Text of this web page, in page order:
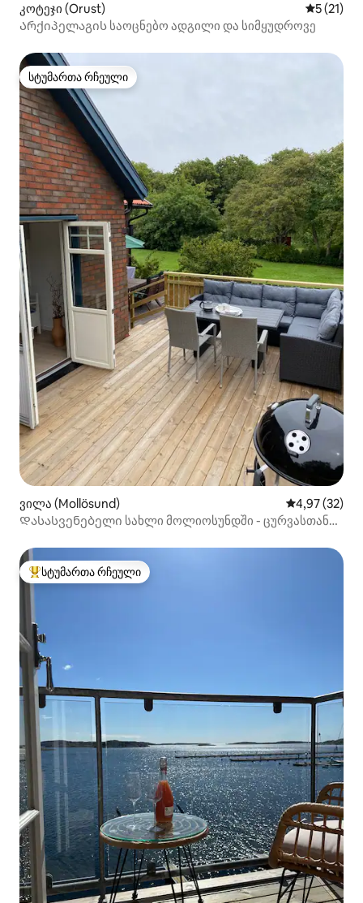
კოტეჯი (Orust) საშუალო
5 (21)
Არქიპელაგის საოცნებო ადგილი და სიმყუდროვე
სტუმართა რჩეული
სტუმართა რჩეული
ვილა (Mollösund) საშუალო
4,97 (32)
Დასასვენებელი სახლი მოლიოსუნდში - ცურვასთან
სტუმართა რჩეული მოწინავე ვარიანტი
სტუმართა რჩეული